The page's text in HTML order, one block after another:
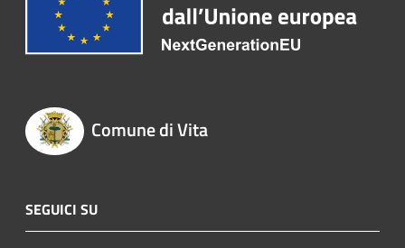
Comune di Vita
SEGUICI SU